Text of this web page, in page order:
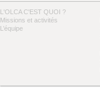
L'OLCA C'EST QUOI ?
Missions et activités
L’équipe